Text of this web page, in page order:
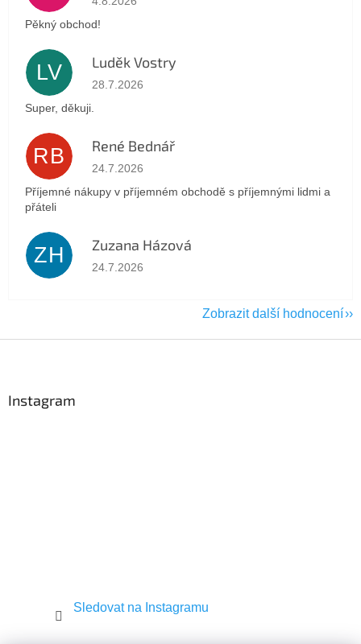
Pěkný obchod!
LV Luděk Vostry
Hodnocení obchodu je 5 z 5 hvězdiček.
28.7.2026
Super, děkuji.
RB René Bednář
Hodnocení obchodu je 5 z 5 hvězdiček.
24.7.2026
Příjemné nákupy v příjemném obchodě s příjemnými lidmi a
přáteli
ZH Zuzana Házová
Hodnocení obchodu je 5 z 5 hvězdiček.
24.7.2026
Zobrazit další hodnocení
Instagram
Sledovat na Instagramu